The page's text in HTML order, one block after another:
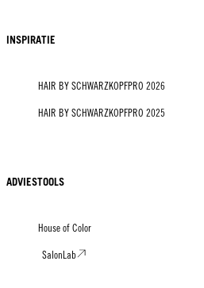
INSPIRATIE
HAIR BY SCHWARZKOPFPRO 2026
HAIR BY SCHWARZKOPFPRO 2025
ADVIESTOOLS
House of Color
SalonLab